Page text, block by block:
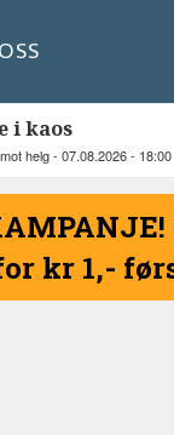
i kaos
helg - 07.08.2026 - 18:00
kr 1,-